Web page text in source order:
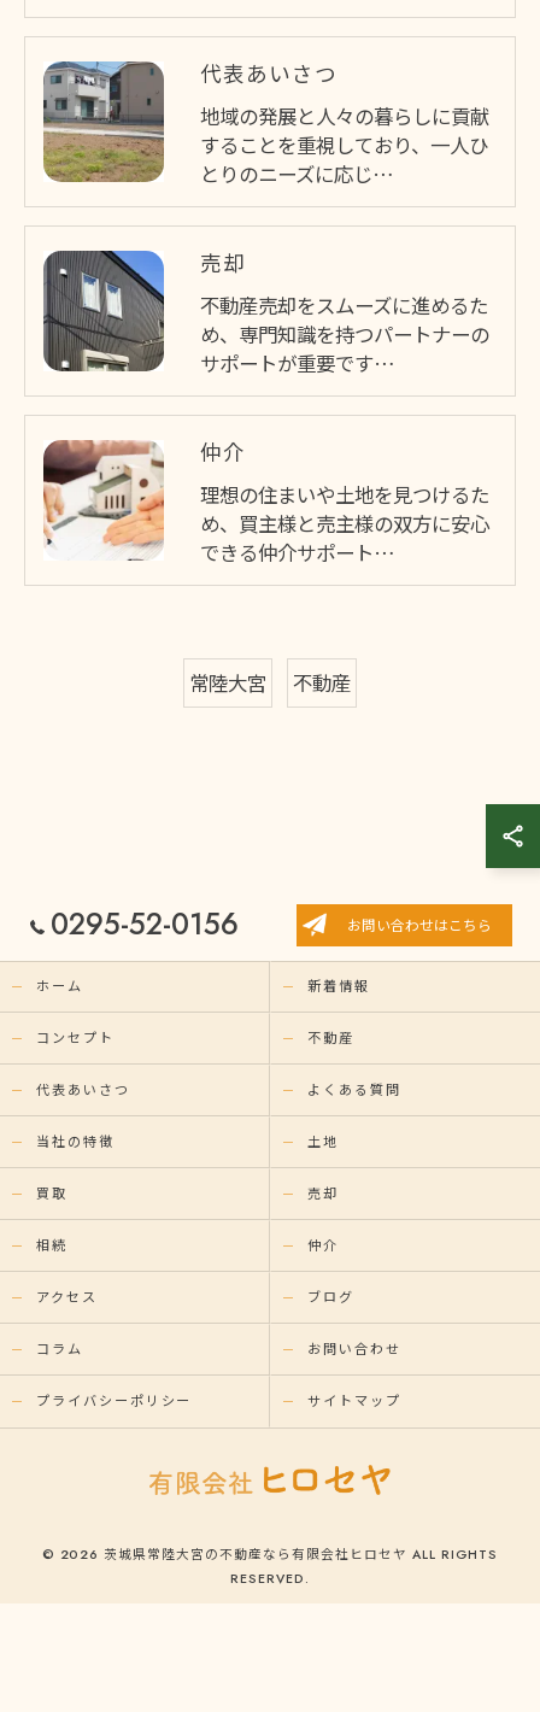
代表あいさつ
地域の発展と人々の暮らしに貢献
することを重視しており、一人ひ
とりのニーズに応じ…
売却
不動産売却をスムーズに進めるた
め、専門知識を持つパートナーの
サポートが重要です…
仲介
理想の住まいや土地を見つけるた
め、買主様と売主様の双方に安心
できる仲介サポート…
常陸大宮 不動産
0295-52-0156 お問い合わせはこちら
ホーム 新着情報
コンセプト 不動産
代表あいさつ よくある質問
当社の特徴 土地
買取 売却
相続 仲介
アクセス ブログ
コラム お問い合わせ
プライバシーポリシー サイトマップ
© 2026 茨城県常陸大宮の不動産なら有限会社ヒロセヤ ALL RIGHTS
RESERVED.